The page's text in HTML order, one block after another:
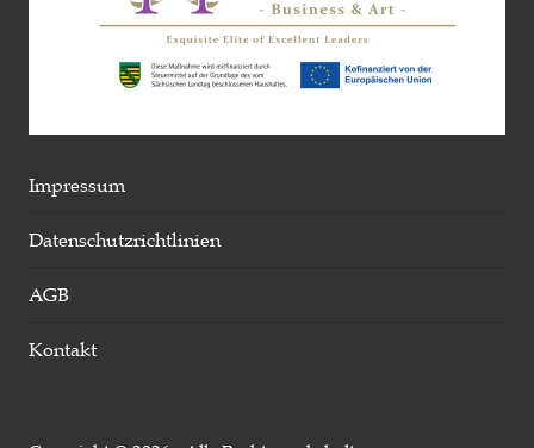
Impressum
Datenschutzrichtlinien
AGB
Kontakt